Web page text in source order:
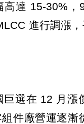
高達 15-30%，
進行調漲
巨選在 12 月漲
件廠營運逐漸